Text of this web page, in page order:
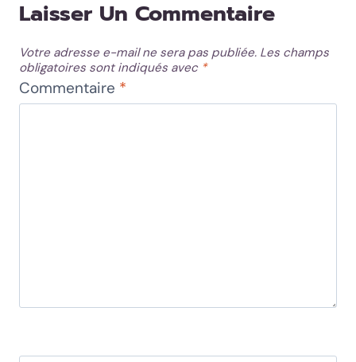
Laisser Un Commentaire
Votre adresse e-mail ne sera pas publiée. Les champs
obligatoires sont indiqués avec *
Commentaire *